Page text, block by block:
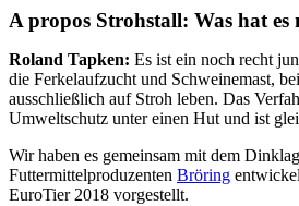
A propos Strohstall: Was hat
Roland Tapken: Es ist ein noch recht
die Ferkelaufzucht und Schweinemast,
ausschließlich auf Stroh leben. Das
Umweltschutz unter einen Hut und ist
Wir haben es gemeinsam mit dem
Futtermittelproduzenten Bröring
EuroTier 2018 vorgestellt.